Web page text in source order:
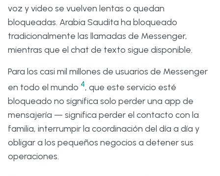
voz y video se vuelven lentas o quedan
bloqueadas. Arabia Saudita ha bloqueado
tradicionalmente las llamadas de Messenger,
mientras que el chat de texto sigue disponible.
Para los casi mil millones de usuarios de Messenger
en todo el mundo 4, que este servicio esté
bloqueado no significa solo perder una app de
mensajería — significa perder el contacto con la
familia, interrumpir la coordinación del día a día y
obligar a los pequeños negocios a detener sus
operaciones.